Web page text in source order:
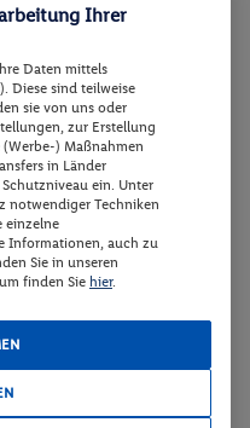
p.P.
118.-
Ihrer
Daten mittels
Diese sind teilweise
sie von uns oder
zur Erstellung
) Maßnahmen
in Länder
ein. Unter
notwendiger Techniken
einzelne
Informationen, auch zu
Sie in unseren
finden Sie hier.